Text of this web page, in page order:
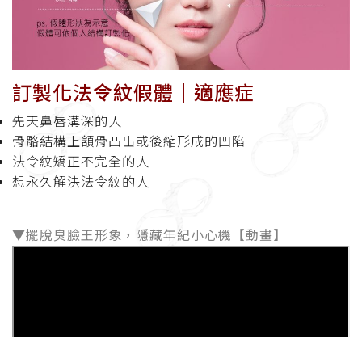
訂製化法令紋假體│適應症
先天鼻唇溝深的人
骨骼結構上頷骨凸出或後縮形成的凹陷
法令紋矯正不完全的人
想永久解決法令紋的人
▼擺脫臭臉王形象，隱藏年紀小心機【動畫】